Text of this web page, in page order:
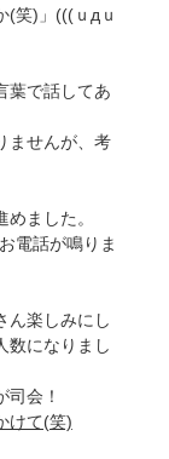
(笑)」(((ｕдｕ
葉で話してあ
ませんが、考
ました。
電話が鳴りま
ん楽しみにし
数になりまし
会！
けて(笑)